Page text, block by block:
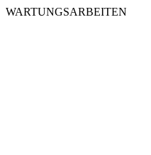
WARTUNGSARBEITEN